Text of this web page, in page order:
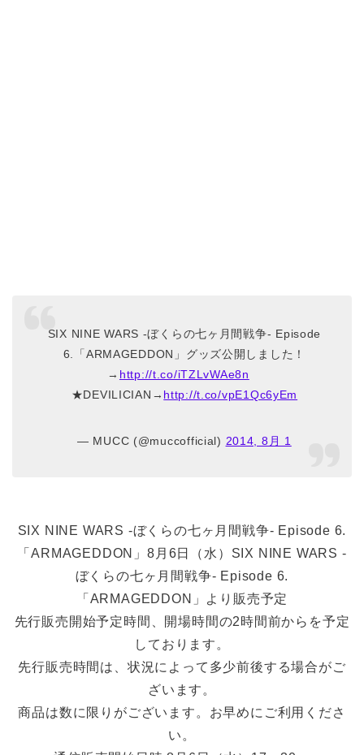
SIX NINE WARS -ぼくらの七ヶ月間戦争- Episode
6.「ARMAGEDDON」グッズ公開しました！
→ http://t.co/iTZLvWAe8n
★DEVILICIAN→ http://t.co/vpE1Qc6yEm
— MUCC (@muccofficial) 2014, 8月 1
SIX NINE WARS -ぼくらの七ヶ月間戦争- Episode 6.
「ARMAGEDDON」8月6日（水）SIX NINE WARS -
ぼくらの七ヶ月間戦争- Episode 6.
「ARMAGEDDON」より販売予定
先行販売開始予定時間、開場時間の2時間前からを予定
しております。
先行販売時間は、状況によって多少前後する場合がご
ざいます。
商品は数に限りがございます。お早めにご利用くださ
い。